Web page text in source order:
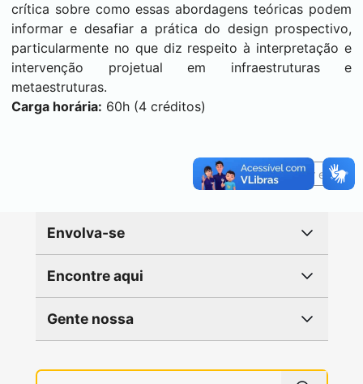
crítica sobre como essas abordagens teóricas podem
informar e desafiar a prática do design prospectivo,
particularmente no que diz respeito à interpretação e
intervenção projetual em infraestruturas e
metaestruturas.
Carga horária: 60h (4 créditos)
Reportar erro
Envolva-se
Encontre aqui
Gente nossa